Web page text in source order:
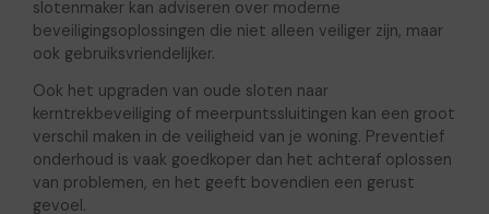
slotenmaker kan adviseren over moderne
beveiligingsoplossingen die niet alleen veiliger zijn, maar
ook gebruiksvriendelijker.
Ook het upgraden van oude sloten naar
kerntrekbeveiliging of meerpuntssluitingen kan een groot
verschil maken in de veiligheid van je woning. Preventief
onderhoud is vaak goedkoper dan het achteraf oplossen
van problemen, en het geeft bovendien een gerust
gevoel.